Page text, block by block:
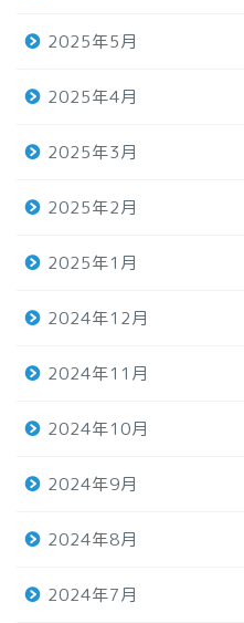
2025年5月
2025年4月
2025年3月
2025年2月
2025年1月
2024年12月
2024年11月
2024年10月
2024年9月
2024年8月
2024年7月